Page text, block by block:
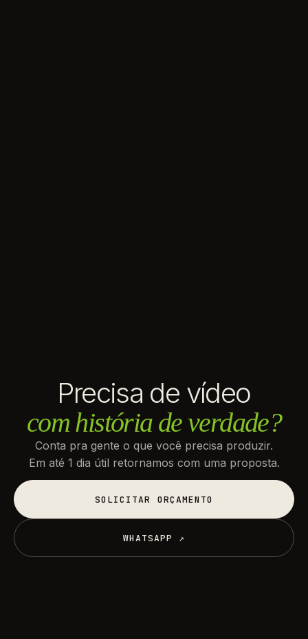
Precisa de vídeo
com história de verdade?
Conta pra gente o que você precisa produzir.
Em até 1 dia útil retornamos com uma proposta.
SOLICITAR ORÇAMENTO
WHATSAPP ↗